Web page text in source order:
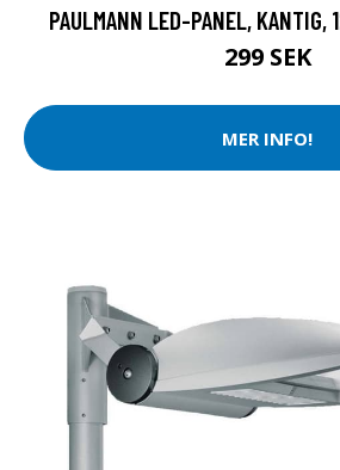
PAULMANN LED-PANEL,
299 SEK
MER INFO!